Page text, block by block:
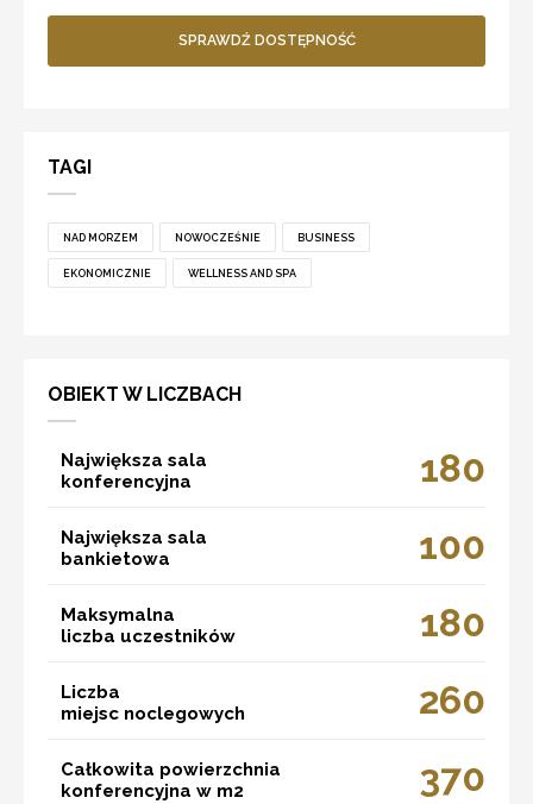
SPRAWDŹ DOSTĘPNOŚĆ
TAGI
NAD MORZEM NOWOCZEŚNIE BUSINESS
EKONOMICZNIE WELLNESS AND SPA
OBIEKT W LICZBACH
Największa sala
konferencyjna
180
Największa sala
bankietowa
100
Maksymalna
liczba uczestników
180
Liczba
miejsc noclegowych
260
Całkowita powierzchnia
konferencyjna w m2
370